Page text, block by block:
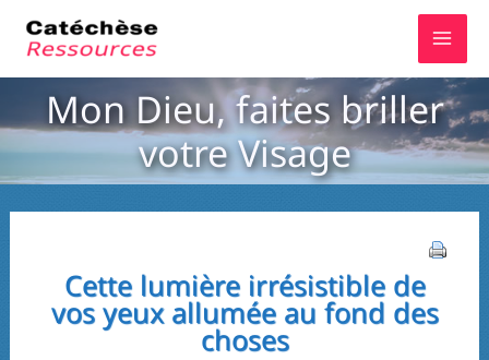
Mon Dieu, faites briller
votre Visage
Cette lumière irrésistible de
vos yeux allumée au fond des
choses